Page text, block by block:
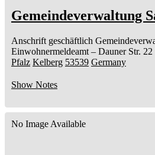
Gemeindeverwaltung
Anschrift geschäftlich
Einwohnermeldeamt – Dauner Str. 22
Pfalz Kelberg 53539 Germany
Show Notes
No Image Available